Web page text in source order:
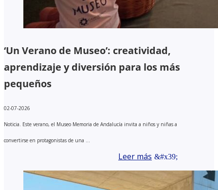
‘Un Verano de Museo’: creatividad,
aprendizaje y diversión para los más
pequeños
02-07-2026
Noticia. Este verano, el Museo Memoria de Andalucía invita a niños y niñas a
convertirse en protagonistas de una ...
Leer más